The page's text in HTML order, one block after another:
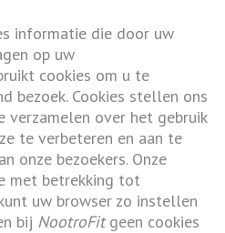
informatie die door uw
op uw
cookies om u te
bezoek. Cookies stellen ons
over het gebruik
te verbeteren en aan te
onze bezoekers. Onze
met betrekking tot
uw browser zo instellen
bij NootroFitgeen cookies